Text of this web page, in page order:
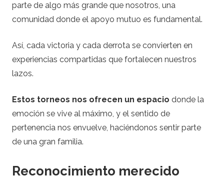
parte de algo más grande que nosotros, una
comunidad donde el apoyo mutuo es fundamental.
Así, cada victoria y cada derrota se convierten en
experiencias compartidas que fortalecen nuestros
lazos.
Estos torneos nos ofrecen un espacio donde la
emoción se vive al máximo, y el sentido de
pertenencia nos envuelve, haciéndonos sentir parte
de una gran familia.
Reconocimiento merecido